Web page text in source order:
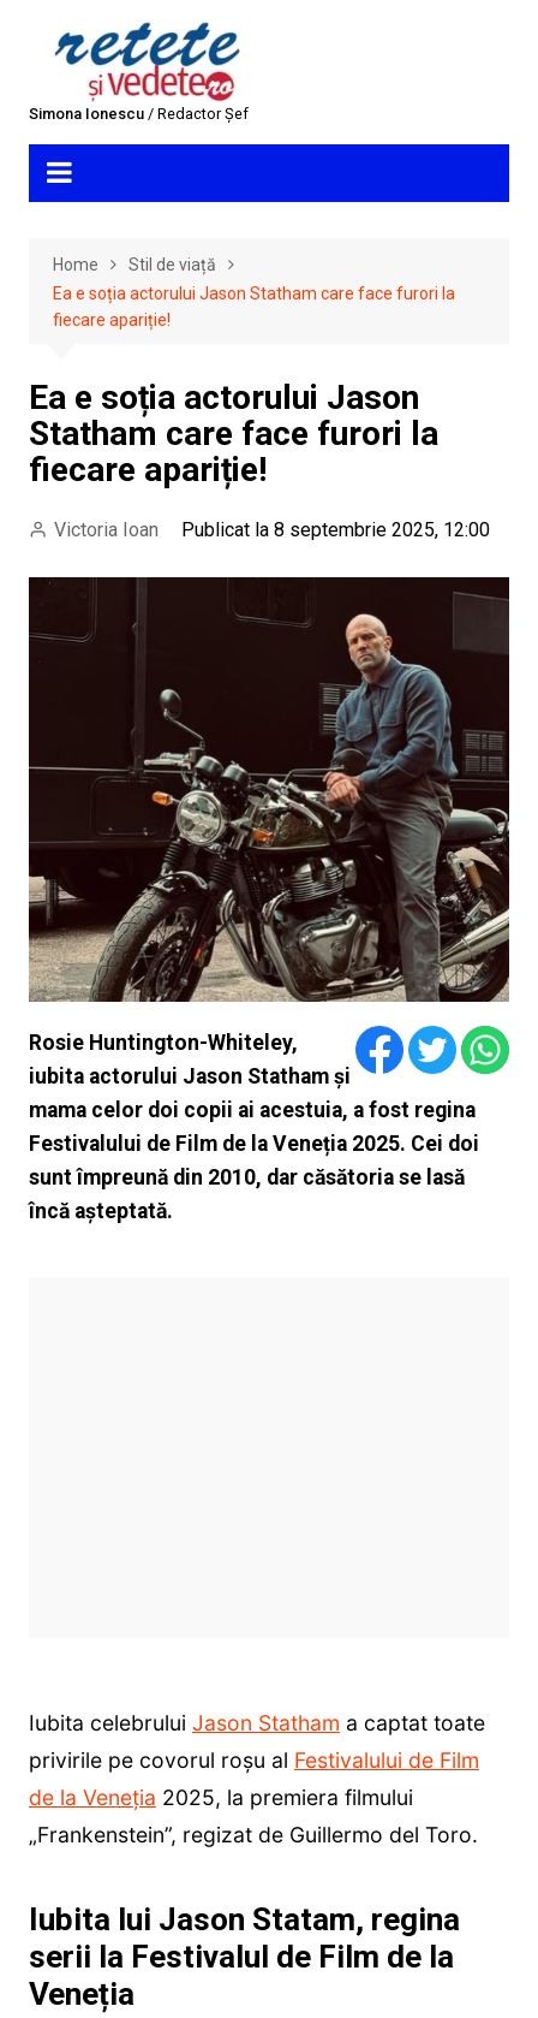
Simona Ionescu/ Redactor Șef
Home
Stil de viață
Ea e soția actorului Jason Statham care face furori la
fiecare apariție!
Ea e soția actorului Jason
Statham care face furori la
fiecare apariție!
Victoria Ioan Publicat la 8 septembrie 2025, 12:00
Rosie Huntington-Whiteley,
iubita actorului Jason Statham și
mama celor doi copii ai acestuia, a fost regina
Festivalului de Film de la Veneția 2025. Cei doi
sunt împreună din 2010, dar căsătoria se lasă
încă așteptată.
Iubita celebrului Jason Statham a captat toate
privirile pe covorul roșu al Festivalului de Film
de la Veneția 2025, la premiera filmului
„Frankenstein”, regizat de Guillermo del Toro.
Iubita lui Jason Statam, regina
serii la Festivalul de Film de la
Veneția